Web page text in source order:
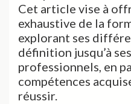
Cet article vise à
exhaustive de la
explorant ses
définition jusqu’à
professionnels, en
compétences
réussir.